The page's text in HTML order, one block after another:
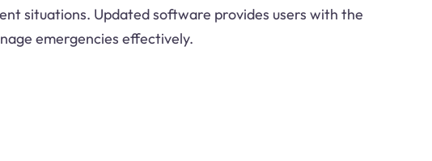
situations. Updated software provides users with the
emergencies effectively.